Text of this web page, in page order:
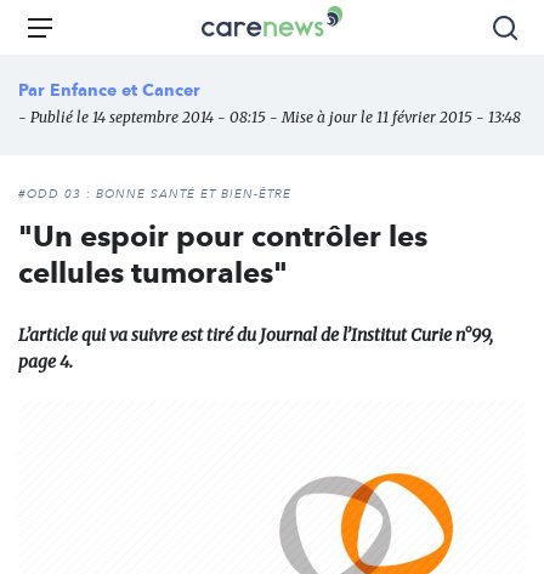
Aller
principal
Carenews,
des
l'engagement
Menu
Par Enfance et Cancer
- Publié le 14 septembre 2014 - 08:15 - Mise à jour le 11 février 2015 - 13:48
#ODD 03 : BONNE SANTÉ ET BIEN-ÊTRE
"Un espoir pour contrôler les
cellules tumorales"
L’article qui va suivre est tiré du Journal de l’Institut Curie n°99,
page 4.